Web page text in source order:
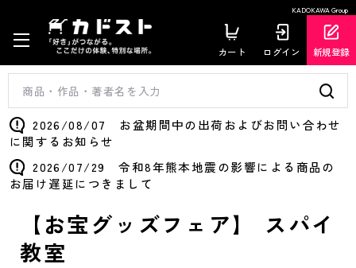
KADOKAWA Group
カート ログイン 新規登録
2026/08/07 お盆期間中の出荷およびお問い合わせ
に関するお知らせ
2026/07/29 令和8年熊本地震の影響による商品の
お届け遅延につきまして
【お宝グッズフェア】 スパイ
教室